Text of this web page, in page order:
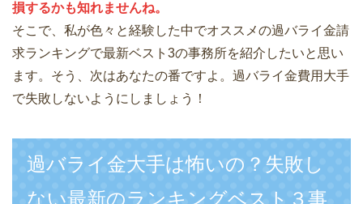
損するかも知れませんね。
そこで、私が色々と経験した中でオススメの過バライ金請
求ランキングで最新ベスト3の事務所を紹介したいと思い
ます。そう、次はあなたの番ですよ。過バライ金費用大手
で失敗しないようにしましょう！
過バライ金大手は怖いの？失敗し
ない最新のランキングベスト３事